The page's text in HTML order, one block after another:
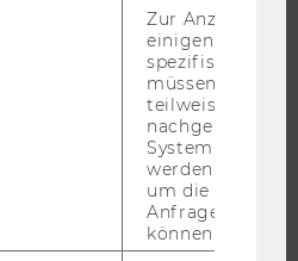
EXCHANGE STUDIERENDE
STUDIENINTERESSIERTE
Zur Anzeige von
einigen WU-
spezifischen
müssen
teilweise von
nachgelagerten
System
werden.
um die Antwort
Anfrage
können.